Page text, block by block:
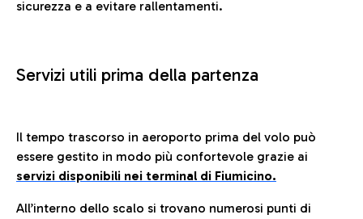
sicurezza e a evitare rallentamenti.
Servizi utili prima della partenza
Il tempo trascorso in aeroporto prima del volo può
essere gestito in modo più confortevole grazie ai
servizi disponibili nei terminal di Fiumicino.
All’interno dello scalo si trovano numerosi punti di